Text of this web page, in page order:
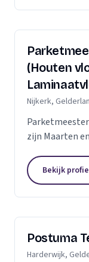
(Houten
Nijkerk,
zijn Maarten
aangesloten,
zelfstandige...
Bekijk
Postuma
Harderwijk,